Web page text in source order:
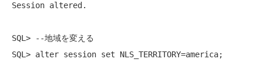
Session altered.
SQL> --地域を変える
SQL> alter session set NLS_TERRITORY=america;